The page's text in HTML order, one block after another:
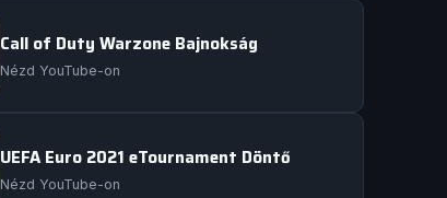
Call of Duty Warzone Bajnokság
Nézd YouTube-on
UEFA Euro 2021 eTournament Döntő
Nézd YouTube-on